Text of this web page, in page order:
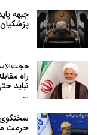
جبهه
راه
نباید
…
سخنگوی
حرمت